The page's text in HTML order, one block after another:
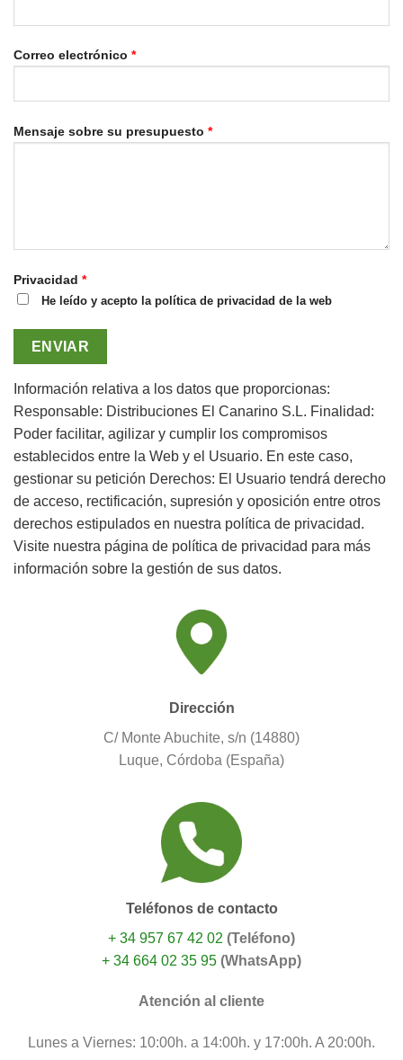
Correo electrónico *
Mensaje sobre su presupuesto *
Privacidad *
He leído y acepto la política de privacidad de la web
Información relativa a los datos que proporcionas:
Responsable: Distribuciones El Canarino S.L. Finalidad:
Poder facilitar, agilizar y cumplir los compromisos
establecidos entre la Web y el Usuario. En este caso,
gestionar su petición Derechos: El Usuario tendrá derecho
de acceso, rectificación, supresión y oposición entre otros
derechos estipulados en nuestra política de privacidad.
Visite nuestra página de política de privacidad para más
información sobre la gestión de sus datos.
Dirección
C/ Monte Abuchite, s/n (14880)
Luque, Córdoba (España)
Teléfonos de contacto
+ 34 957 67 42 02 (Teléfono)
+ 34 664 02 35 95 (WhatsApp)
Atención al cliente
Lunes a Viernes: 10:00h. a 14:00h. y 17:00h. A 20:00h.